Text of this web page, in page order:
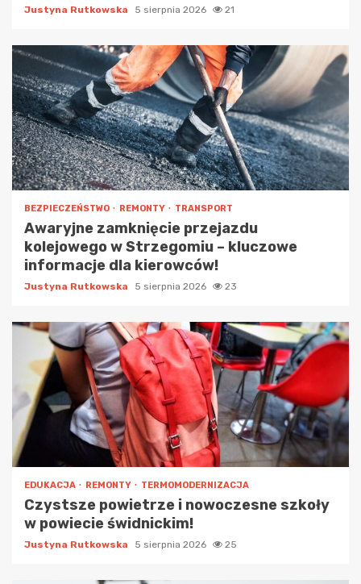
Justyna Rutkowska 5 sierpnia 2026 21
BEZPIECZEŃSTWO REMONTY TRANSPORT
Awaryjne zamknięcie przejazdu
kolejowego w Strzegomiu – kluczowe
informacje dla kierowców!
Justyna Rutkowska 5 sierpnia 2026 23
EDUKACJA REMONTY TERMOMODERNIZACJA
Czystsze powietrze i nowoczesne szkoły
w powiecie świdnickim!
Justyna Rutkowska 5 sierpnia 2026 25